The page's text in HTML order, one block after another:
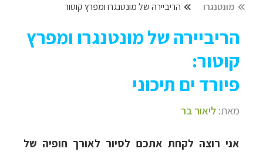
מונטנגרו
הריביירה של מונטנגרו ומפרץ קוטור
הריביירה של מונטנגרו ומפרץ
קוטור:
פיורד ים תיכוני
מאת: ליאור בר
אני רוצה לקחת אתכם לסיור לאורך חופיה של